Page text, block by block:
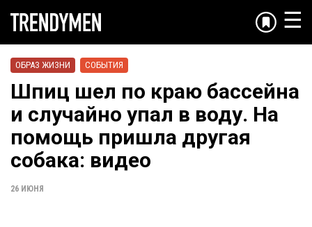
☰
ОБРАЗ ЖИЗНИ СОБЫТИЯ
Шпиц шел по краю бассейна
и случайно упал в воду. На
помощь пришла другая
собака: видео
26 ИЮНЯ